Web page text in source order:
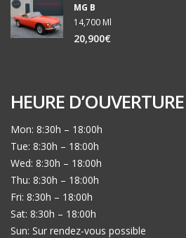
MG B
14,700 Ml
20,900€
HEURE D’OUVERTURE
Mon: 8:30h – 18:00h
Tue: 8:30h – 18:00h
Wed: 8:30h – 18:00h
Thu: 8:30h – 18:00h
Fri: 8:30h – 18:00h
Sat: 8:30h – 18:00h
Sun: Sur rendez-vous possible